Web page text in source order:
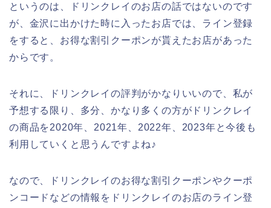
というのは、ドリンクレイのお店の話ではないのです
が、金沢に出かけた時に入ったお店では、ライン登録
をすると、お得な割引クーポンが貰えたお店があった
からです。
それに、ドリンクレイの評判がかなりいいので、私が
予想する限り、多分、かなり多くの方がドリンクレイ
の商品を2020年、2021年、2022年、2023年と今後も
利用していくと思うんですよね♪
なので、ドリンクレイのお得な割引クーポンやクーポ
ンコードなどの情報をドリンクレイのお店のライン登